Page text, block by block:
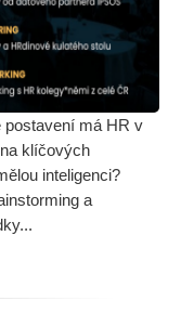
postavení má HR v
klíčových
inteligenci?
a